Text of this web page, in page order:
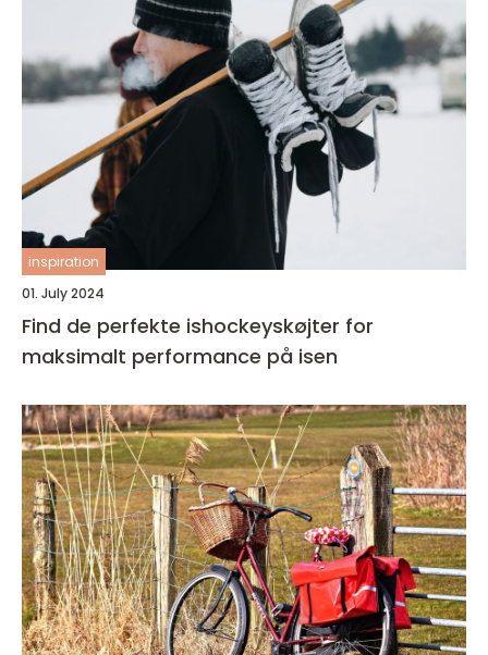
inspiration
01. July 2024
Find de perfekte ishockeyskøjter for
maksimalt performance på isen